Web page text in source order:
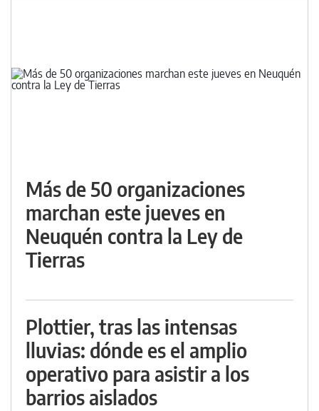
Más de 50 organizaciones
marchan este jueves en
Neuquén contra la Ley de
Tierras
Plottier, tras las intensas
lluvias: dónde es el amplio
operativo para asistir a los
barrios aislados